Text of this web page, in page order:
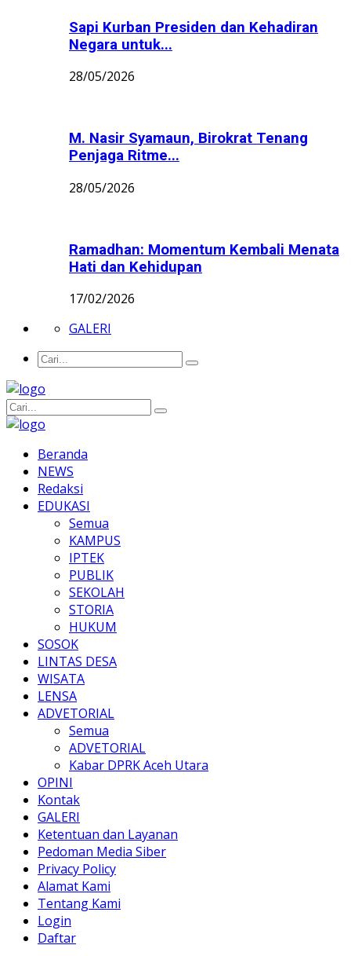
Sapi Kurban Presiden dan Kehadiran
Negara untuk...
28/05/2026
M. Nasir Syamaun, Birokrat Tenang
Penjaga Ritme...
28/05/2026
Ramadhan: Momentum Kembali Menata
Hati dan Kehidupan
17/02/2026
GALERI
Beranda
NEWS
Redaksi
EDUKASI
Semua
KAMPUS
IPTEK
PUBLIK
SEKOLAH
STORIA
HUKUM
SOSOK
LINTAS DESA
WISATA
LENSA
ADVETORIAL
Semua
ADVETORIAL
Kabar DPRK Aceh Utara
OPINI
Kontak
GALERI
Ketentuan dan Layanan
Pedoman Media Siber
Privacy Policy
Alamat Kami
Tentang Kami
Login
Daftar